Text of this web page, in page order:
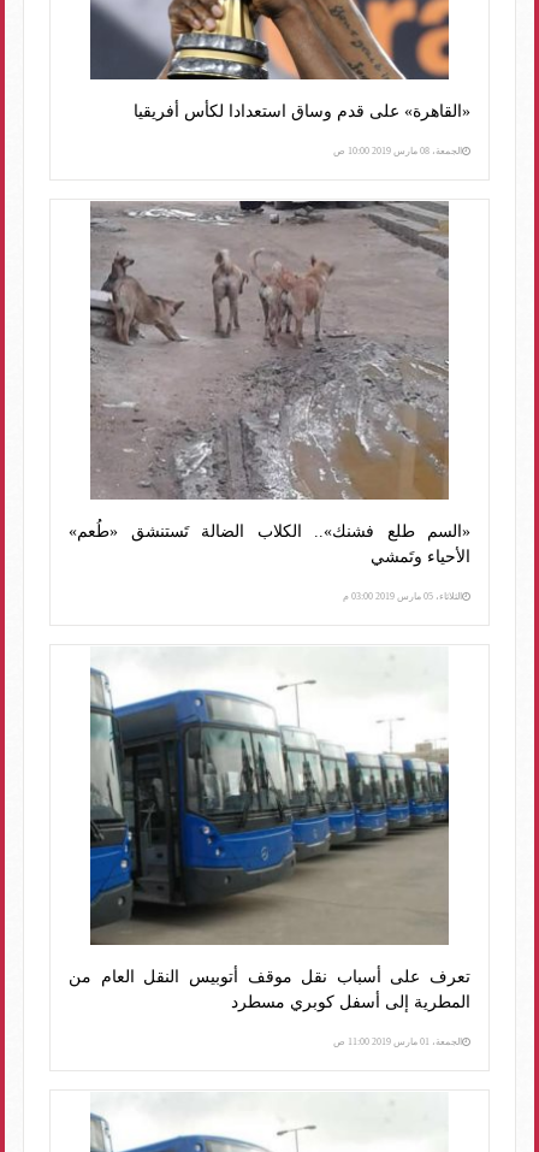
«القاهرة» على قدم وساق استعدادا لكأس أفريقيا
الجمعة، 08 مارس 2019 10:00 ص
«السم طلع فشنك».. الكلاب الضالة تَستنشق «طُعم»
الأحياء وتَمشي
الثلاثاء، 05 مارس 2019 03:00 م
تعرف على أسباب نقل موقف أتوبيس النقل العام من
المطرية إلى أسفل كوبري مسطرد
الجمعة، 01 مارس 2019 11:00 ص